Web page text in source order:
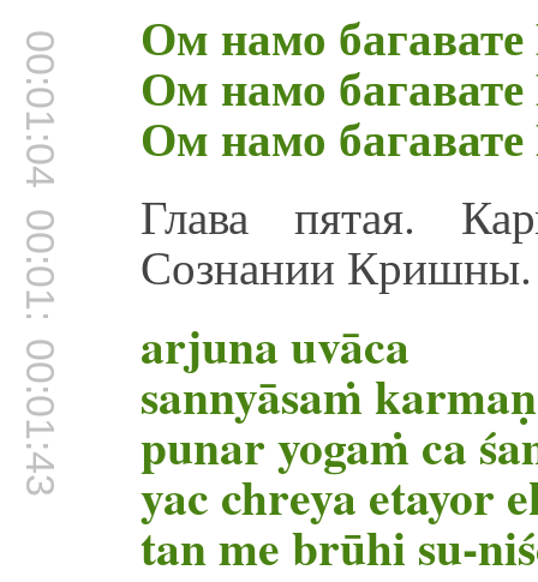
00:01:04 Ом намо багавате
Ом намо багавате
Ом намо багавате
00:01:35 Глава пятая.
Сознании Кришны.
00:01:43 arjuna uvāca
sannyāsaṁ
punar yogaṁ ca
yac chreya etayor
tan me brūhi su-